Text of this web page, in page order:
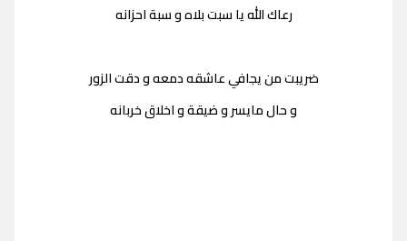
رعاك الله يا سبت بلاه و سبة احزانه
ضريبت من يجافي عاشقه دمعه و دقت الزور
و حال مايسر و ضيقة و اخلاق خربانه